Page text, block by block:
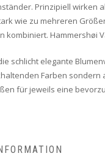
Prinzipiell wirken
wie zu mehreren
kombiniert. Hammershøi
schlicht elegante
Farben sondern
für jeweils eine